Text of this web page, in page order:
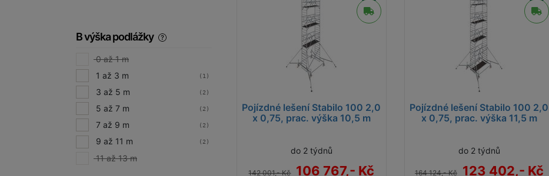
B výška podlážky
0 až 1 m
1 až 3 m
(1)
3 až 5 m (2)
5 až 7 m (2)
7 až 9 m (2)
9 až 11 m (2)
11 až 13 m
Pojízdné lešení Stabilo 100 2,0
x 0,75, prac. výška 10,5 m
do 2 týdnů
142 001,- Kč 106 767,- Kč
Pojízdné lešení Stabilo 100 2,0
x 0,75, prac. výška 11,5 m
do 2 týdnů
164 124,- Kč 123 402,- Kč